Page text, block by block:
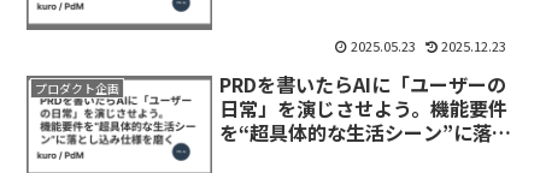
2025.05.23 2025.12.23
プロダクト企画
PRDを書いたらAIに「ユーザーの
日常」を演じさせよう。機能要件
を“超具体的な生活シーン”に落と